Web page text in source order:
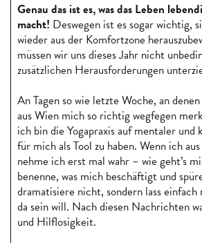
Genau das ist es, was das Leben
macht! Deswegen ist es sogar wichtig,
wieder aus der Komfortzone
müssen wir uns dieses Jahr nicht
zusätzlichen Herausforderungen
An Tagen so wie letzte Woche, an
aus Wien mich so richtig wegfegen
ich bin die Yogapraxis auf mentaler
für mich als Tool zu haben. Wenn ich
nehme ich erst mal wahr – wie geht’s
benenne, was mich beschäftigt und
dramatisiere nicht, sondern lass einfach
da sein will. Nach diesen Nachrichten
und Hilflosigkeit.